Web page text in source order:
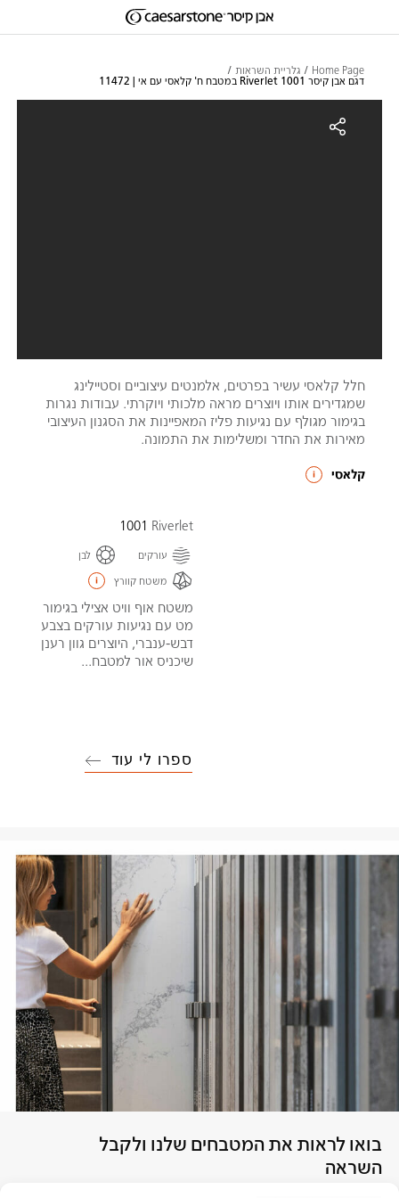
Home Page
גלריית השראות
דגם אבן קיסר 1001 Riverlet במטבח ח' קלאסי עם אי | 11472
דגם אבן קיסר 1001 Riverlet במטבח ח' קלאסי עם אי | 11472
חלל קלאסי עשיר בפרטים, אלמנטים עיצוביים וסטיילינג
שמגדירים אותו ויוצרים מראה מלכותי ויוקרתי. עבודות נגרות
בגימור מגולף עם נגיעות פליז המאפיינות את הסגנון העיצובי
מאירות את החדר ומשלימות את התמונה.
קלאסי
1001 Riverlet
עורקים
לבן
משטח קוורץ
משטח אוף וויט אצילי בגימור
מט עם נגיעות עורקים בצבע
דבש-ענברי, היוצרים גוון רענן
שיכניס אור למטבח...
ספרו לי עוד
בואו לראות את המטבחים שלנו ולקבל
השראה